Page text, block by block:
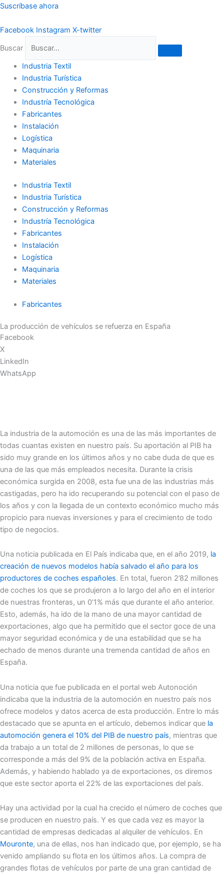
Ir
contenido
Suscríbase ahora
Facebook Instagram X-twitter
Buscar
Industria Textil
Industria Turística
Construcción y Reformas
Industría Tecnológica
Fabricantes
Instalación
Logística
Maquinaria
Materiales
Industria Textil
Industria Turística
Construcción y Reformas
Industría Tecnológica
Fabricantes
Instalación
Logística
Maquinaria
Materiales
Fabricantes
La producción de vehículos se refuerza en España
Facebook
X
LinkedIn
WhatsApp
La industria de la automoción es una de las más importantes de
todas cuantas existen en nuestro país. Su aportación al PIB ha
sido muy grande en los últimos años y no cabe duda de que es
una de las que más empleados necesita. Durante la crisis
económica surgida en 2008, esta fue una de las industrias más
castigadas, pero ha ido recuperando su potencial con el paso de
los años y con la llegada de un contexto económico mucho más
propicio para nuevas inversiones y para el crecimiento de todo
tipo de negocios.
Una noticia publicada en El País indicaba que, en el año 2019, la
creación de nuevos modelos había salvado el año para los
productores de coches españoles. En total, fueron 2’82 millones
de coches los que se produjeron a lo largo del año en el interior
de nuestras fronteras, un 0’1% más que durante el año anterior.
Esto, además, ha ido de la mano de una mayor cantidad de
exportaciones, algo que ha permitido que el sector goce de una
mayor seguridad económica y de una estabilidad que se ha
echado de menos durante una tremenda cantidad de años en
España.
Una noticia que fue publicada en el portal web Autonoción
indicaba que la industria de la automoción en nuestro país nos
ofrece modelos y datos acerca de esta producción. Entre lo más
destacado que se apunta en el artículo, debemos indicar que la
automoción genera el 10% del PIB de nuestro país, mientras que
da trabajo a un total de 2 millones de personas, lo que se
corresponde a más del 9% de la población activa en España.
Además, y habiendo hablado ya de exportaciones, os diremos
que este sector aporta el 22% de las exportaciones del país.
Hay una actividad por la cual ha crecido el número de coches que
se producen en nuestro país. Y es que cada vez es mayor la
cantidad de empresas dedicadas al alquiler de vehículos. En
Mouronte, una de ellas, nos han indicado que, por ejemplo, se ha
venido ampliando su flota en los últimos años. La compra de
grandes flotas de vehículos por parte de una gran cantidad de